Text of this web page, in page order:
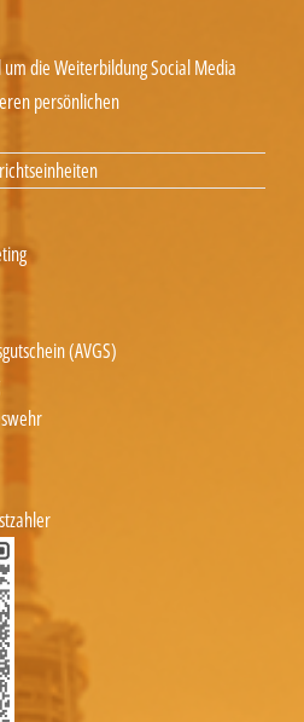
die Weiterbildung Social Media
persönlichen
(AVGS)